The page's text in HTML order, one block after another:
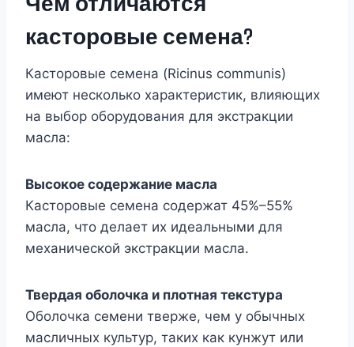
касторовые семена?
Касторовые семена (Ricinus communis)
имеют несколько характеристик, влияющих
на выбор оборудования для экстракции
масла:
Высокое содержание масла
Касторовые семена содержат 45%–55%
масла, что делает их идеальными для
механической экстракции масла.
Твердая оболочка и плотная текстура
Оболочка семени тверже, чем у обычных
масличных культур, таких как кунжут или